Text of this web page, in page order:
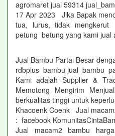
agromaret jual 59314
17 Apr 2023 Jika Bapak
tua, lurus, tidak
petung betung yang kami jual
Jual Bambu Partai Besar
rdbplus bambu
Kami adalah Supplier &
Memotong Mengirim
berkualitas tinggi untuk
Khacoenk Coenk Jual
: facebook
Jual macam2 bambu